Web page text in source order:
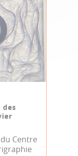
des
du Centre